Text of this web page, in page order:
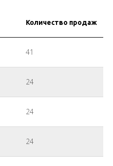
Количество продаж
41
24
24
24